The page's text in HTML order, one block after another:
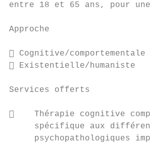
entre 18 et 65 ans, pour
Approche
 Cognitive/
 Existentielle/
Services offerts
    Thérapie cognitive
spécifique aux
psychopathologiques